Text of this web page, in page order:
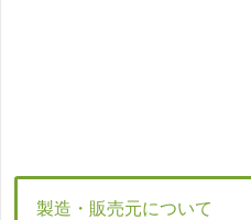
製造・販売元について